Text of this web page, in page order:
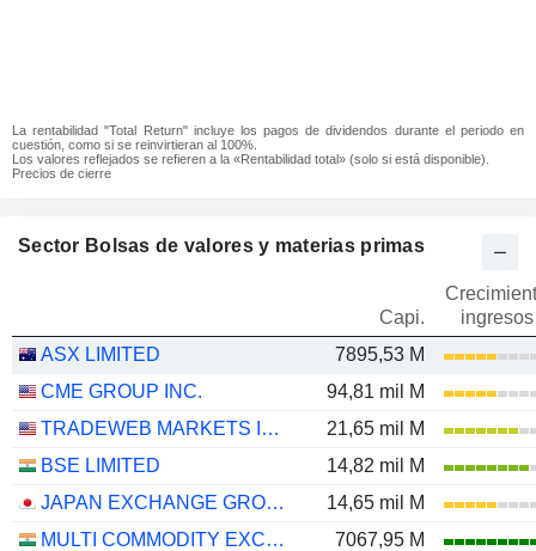
La rentabilidad "Total Return" incluye los pagos de dividendos durante el periodo en
cuestión, como si se reinvirtieran al 100%.
Los valores reflejados se refieren a la «Rentabilidad total» (solo si está disponible).
Precios de cierre
Sector Bolsas de valores y materias primas
Capi.
ingresos
ASX LIMITED
7895,53 M
CME GROUP INC.
94,81 mil M
TRADEWEB MARKETS INC.
21,65 mil M
BSE LIMITED
14,82 mil M
JAPAN EXCHANGE GROUP, INC.
14,65 mil M
MULTI COMMODITY EXCHANGE OF INDIA LIMITED
7067,95 M